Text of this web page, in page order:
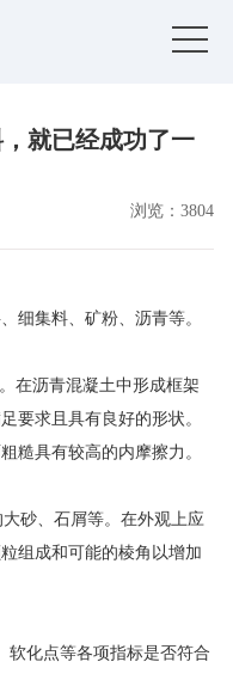
导
航
系我们
就已经成功了一
浏览：3804
细集料、矿粉、沥青等。
在沥青混凝土中形成框架
要求且具有良好的形状。
糙具有较高的内摩擦力。
砂、石屑等。在外观上应
组成和可能的棱角以增加
软化点等各项指标是否符合